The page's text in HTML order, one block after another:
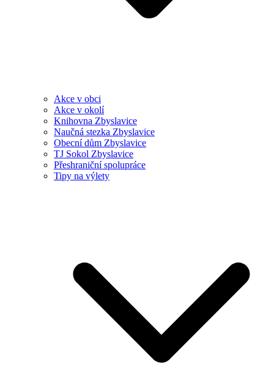
Akce v obci
Akce v okolí
Knihovna Zbyslavice
Naučná stezka Zbyslavice
Obecní dům Zbyslavice
TJ Sokol Zbyslavice
Přeshraniční spolupráce
Tipy na výlety